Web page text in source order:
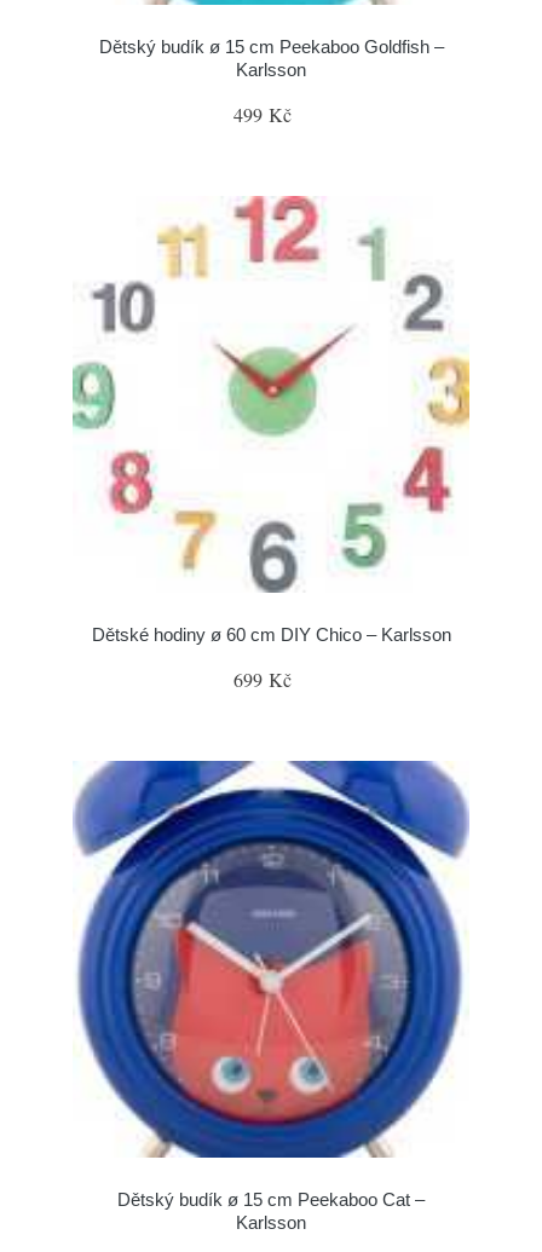
Dětský budík ø 15 cm Peekaboo Goldfish –
Karlsson
499 Kč
Dětské hodiny ø 60 cm DIY Chico – Karlsson
699 Kč
Dětský budík ø 15 cm Peekaboo Cat –
Karlsson